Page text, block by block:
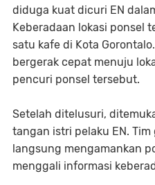
diduga kuat dicuri EN
Keberadaan lokasi ponsel
satu kafe di Kota
bergerak cepat menuju
pencuri ponsel tersebut.
Setelah ditelusuri,
tangan istri pelaku EN.
langsung mengamankan
menggali informasi